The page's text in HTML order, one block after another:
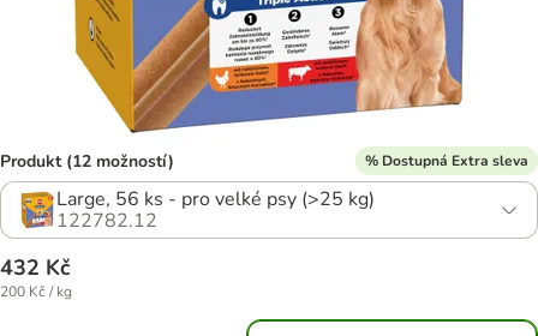
Produkt (12 možností) % Dostupná Extra sleva
Large, 56 ks - pro velké psy (>25 kg)
122782.12
432 Kč
200 Kč / kg